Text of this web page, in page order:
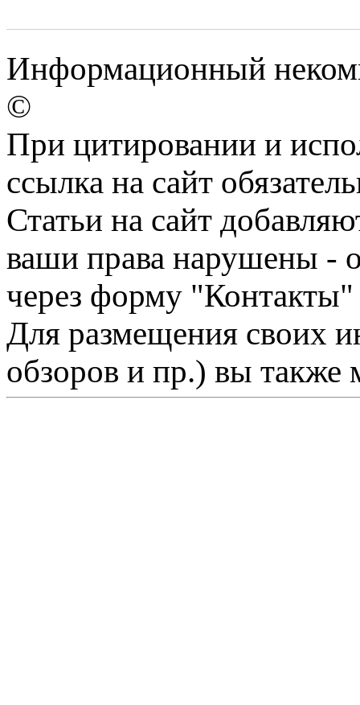
Информационный
©
При цитировании и
ссылка на сайт
Статьи на сайт
ваши права нарушены -
через форму "Контакты"
Для размещения своих
обзоров и пр.) вы также